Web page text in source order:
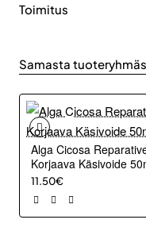
Toimitus
Samasta
Alga Cicosa
Korjaava Käsivoide
11.50€